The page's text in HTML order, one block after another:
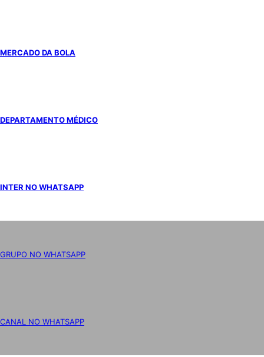
MERCADO DA BOLA
DEPARTAMENTO MÉDICO
INTER NO WHATSAPP
GRUPO NO WHATSAPP
CANAL NO WHATSAPP